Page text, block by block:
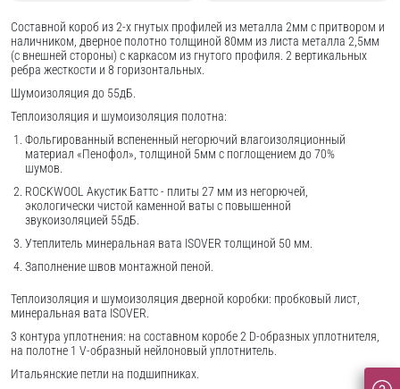
Составной короб из 2-х гнутых профилей из металла 2мм с притвором и
наличником, дверное полотно толщиной 80мм из листа металла 2,5мм
(с внешней стороны) c каркасом из гнутого профиля. 2 вертикальных
ребра жесткости и 8 горизонтальных.
Шумоизоляция до 55дБ.
Теплоизоляция и шумоизоляция полотна:
Фольгированный вспененный негорючий влагоизоляционный
материал «Пенофол», толщиной 5мм с поглощением до 70%
шумов.
ROCKWOOL Акустик Баттс - плиты 27 мм из негорючей,
экологически чистой каменной ваты с повышенной
звукоизоляцией 55дБ.
Утеплитель минеральная вата ISOVER толщиной 50 мм.
Заполнение швов монтажной пеной.
Теплоизоляция и шумоизоляция дверной коробки: пробковый лист,
минеральная вата ISOVER.
3 контура уплотнения: на составном коробе 2 D-образных уплотнителя,
на полотне 1 V-образный нейлоновый уплотнитель.
Итальянские петли на подшипниках.